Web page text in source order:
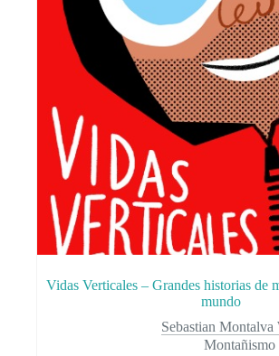
Vidas Verticales – Grandes historias de
mundo
Sebastian Montalva
Montañismo